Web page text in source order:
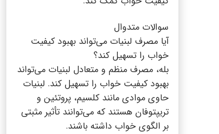
سوالات متدوال
آیا مصرف لبنیات می‌تواند بهبود کیفیت
خواب را تسهیل کند؟
بله، مصرف منظم و متعادل لبنیات می‌تواند
بهبود کیفیت خواب را تسهیل کند. لبنیات
حاوی موادی مانند کلسیم، پروتئین و
تریپتوفان هستند که می‌توانند تأثیر مثبتی
بر الگوی خواب داشته باشند.